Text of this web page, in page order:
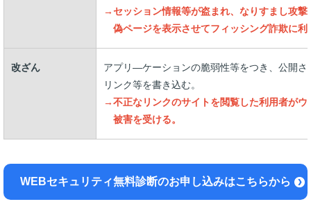
→セッション情報等が盗まれ、なりすまし攻撃
偽ページを表示させてフィッシング詐欺に利
改ざん
アプリ―ケーションの脆弱性等をつき、公開
リンク等を書き込む。
→不正なリンクのサイトを閲覧した利用者がウ
被害を受ける。
WEBセキュリティ無料診断のお申し込みはこちらから